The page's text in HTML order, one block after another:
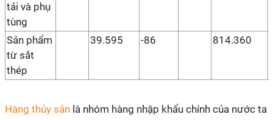
tải và phụ
tùng
Sản phẩm
từ sắt
thép
39.595 -86 814.360
Hàng thủy sản là nhóm hàng nhập khẩu chính của nước ta